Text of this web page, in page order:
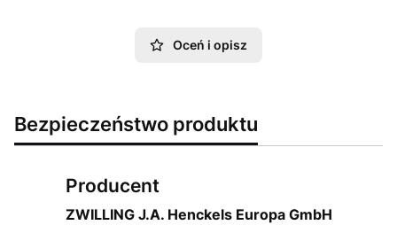
Oceń i opisz
Bezpieczeństwo produktu
Producent
ZWILLING J.A. Henckels Europa GmbH